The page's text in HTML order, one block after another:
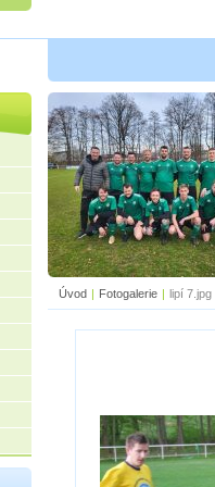
Úvod | Fotogalerie | lipí 7.jpg